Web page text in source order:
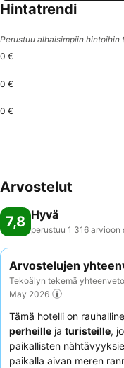
Hintatrendi
Perustuu alhaisimpiin
0 €
0 €
0 €
Arvostelut
7,8 Hyvä
perustuu 1 316 arvioon
Arvostelujen
Tekoälyn tekemä
May 2026
Tämä hotelli on
perheille ja turisteille,
paikallisten
paikalla aivan meren